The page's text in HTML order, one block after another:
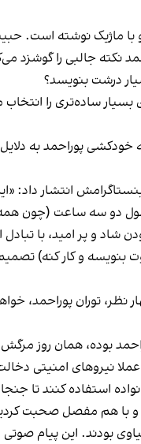
ماژیک نوشته است.
نکته جالبی را
درشت بنویسد؟
ساده‌تری را انتخاب
خودکشی پوراحمد به
انتشار داد:
دو سه ساعت (چون
پر‌ امید، با تبادل
و کار کنه)
نظر، توران
بوده، همان روز
نیروهای امنیتی
استفاده کنند تا
هم مفصل صحبت
بودند. این پیام